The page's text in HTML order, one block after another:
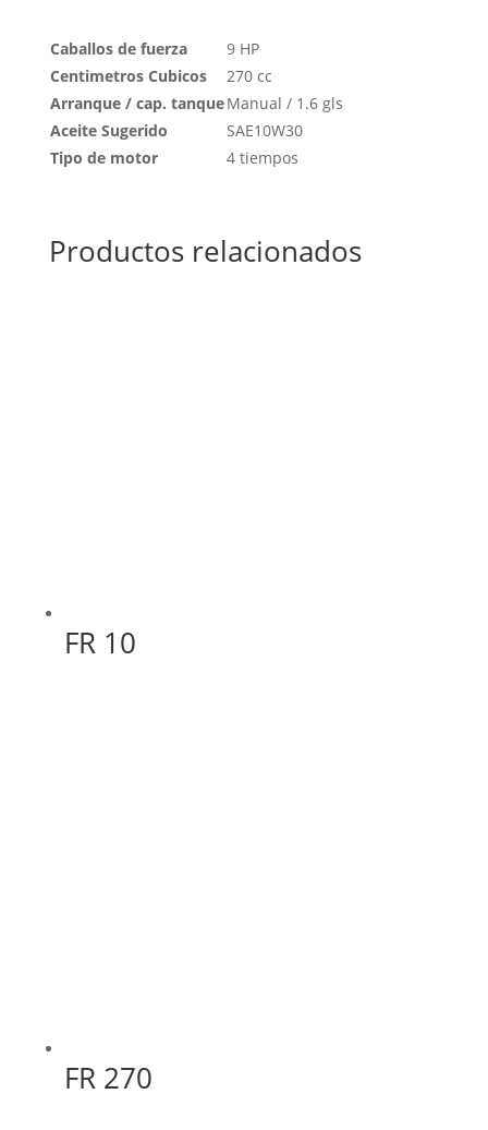
Caballos de fuerza
9 HP
Centimetros Cubicos
270 cc
Arranque / cap. tanqueManual / 1.6 gls
Aceite Sugerido
SAE10W30
Tipo de motor
4 tiempos
Productos relacionados
FR 10
FR 270